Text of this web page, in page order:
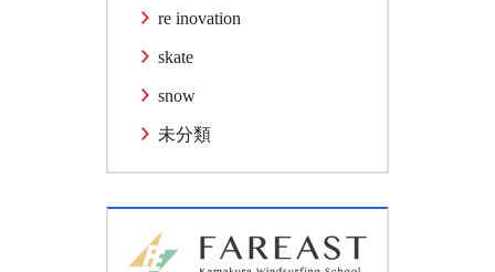
re inovation
skate
snow
未分類